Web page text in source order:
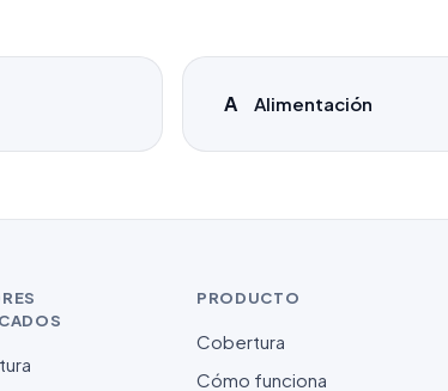
A Alimentación
PRODUCTO
Cobertura
Cómo funciona